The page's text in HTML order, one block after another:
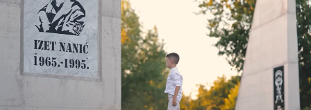
UP NEXT
Ruskim dobrovoljcima zabranjen ulazak u BiH: U
Višegradu obilježen njihov dan uz skandalozne poruke
DON'T MISS
Čović u Banjaluci: Važno nastaviti saradnju sa
predstavnicima vlasti u RS-u